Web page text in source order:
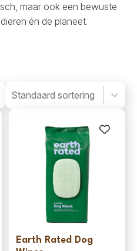
maar ook een bewuste
én de planeet.
Product Order
Product Order
Earth Rated Dog